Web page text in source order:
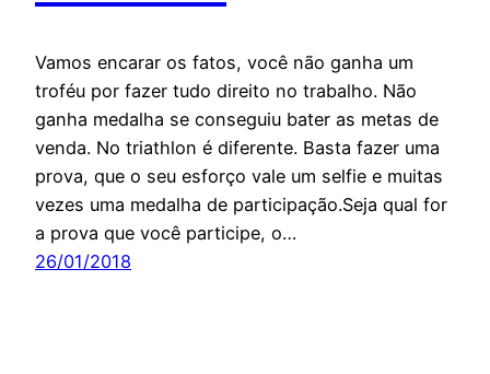
Vamos encarar os fatos, você não ganha um
troféu por fazer tudo direito no trabalho. Não
ganha medalha se conseguiu bater as metas de
venda. No triathlon é diferente. Basta fazer uma
prova, que o seu esforço vale um selfie e muitas
vezes uma medalha de participação.Seja qual for
a prova que você participe, o…
26/01/2018